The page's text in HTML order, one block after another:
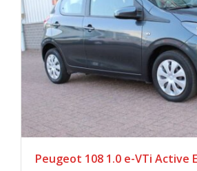
Peugeot 108 1.0 e-VTi Active